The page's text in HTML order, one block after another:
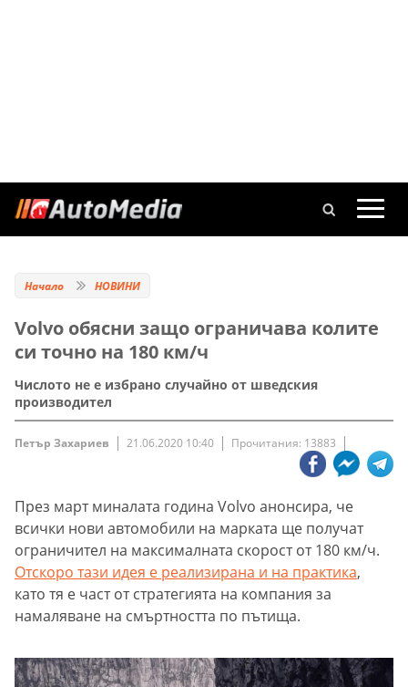
Начало НОВИНИ
Volvo обясни защо ограничава колите
си точно на 180 км/ч
Числото не е избрано случайно от шведския
производител
Петър Захариев 21.06.2020 10:40 Прочитания: 13883
През март миналата година Volvo анонсира, че
всички нови автомобили на марката ще получат
ограничител на максималната скорост от 180 км/ч.
Отскоро тази идея е реализирана и на практика,
като тя е част от стратегията на компания за
намаляване на смъртността по пътища.